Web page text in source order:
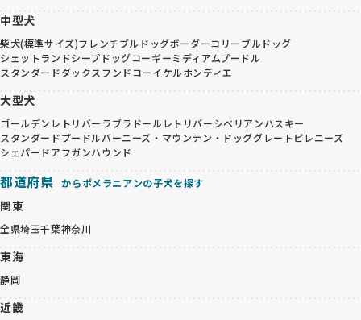
中型犬
柴犬(標準サイズ)フレンチブルドッグボーダーコリーブルドッグ
シェットランドシープドッグコーギーミディアムプードル
スタンダードダックスフンドコーイケルホンディエ
大型犬
ゴールデンレトリバー ラブラドールレトリバーシベリアンハスキー
スタンダードプードルバーニーズ・マウンテン・ドッググレートピレニーズ
シェパードアフガンハウンド
都道府県 からポメラニアンの子犬を探す
関東
全県埼玉千葉神奈川
東海
静岡
近畿